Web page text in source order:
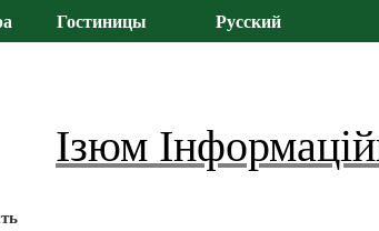
Гостиницы Русский
Ізюм